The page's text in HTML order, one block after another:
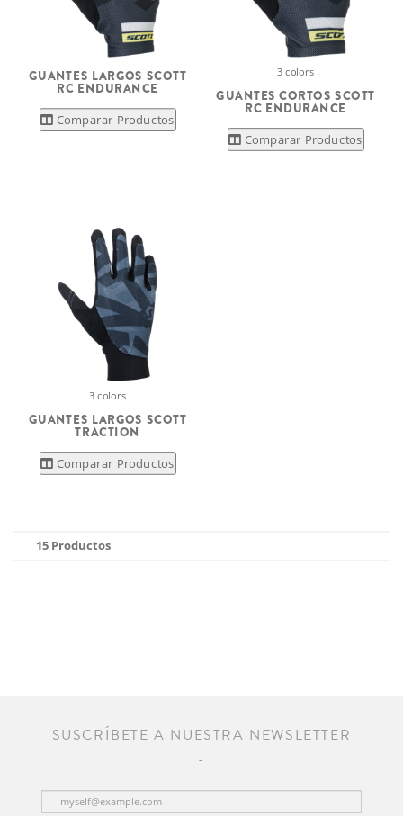
GUANTES LARGOS SCOTT
RC ENDURANCE
Comparar Productos
3 colors
GUANTES CORTOS SCOTT
RC ENDURANCE
Comparar Productos
3 colors
GUANTES LARGOS SCOTT
TRACTION
Comparar Productos
15 Productos
SUSCRÍBETE A NUESTRA NEWSLETTER